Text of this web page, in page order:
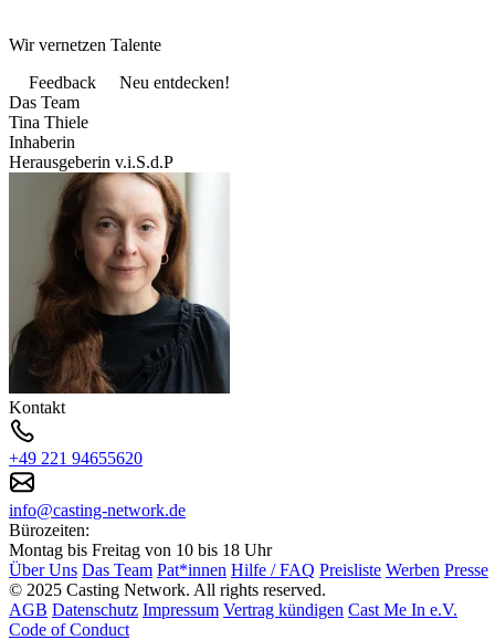
Wir vernetzen Talente
Feedback
Neu entdecken!
Das Team
Tina Thiele
Inhaberin
Herausgeberin v.i.S.d.P
Kontakt
+49 221 94655620
info@casting-network.de
Bürozeiten:
Montag bis Freitag von 10 bis 18 Uhr
Über Uns Das Team Pat*innen Hilfe / FAQ Preisliste Werben Presse
© 2025 Casting Network. All rights reserved.
AGB Datenschutz Impressum Vertrag kündigen Cast Me In e.V.
Code of Conduct